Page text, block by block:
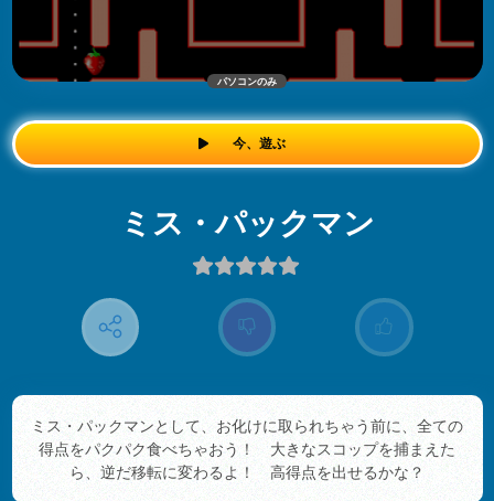
パソコンのみ
今、遊ぶ
ミス・パックマン
ミス・パックマンとして、お化けに取られちゃう前に、全ての
得点をパクパク食べちゃおう！ 大きなスコップを捕まえた
ら、逆だ移転に変わるよ！ 高得点を出せるかな？